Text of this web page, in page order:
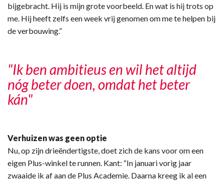
bijgebracht. Hij is mijn grote voorbeeld. En wat is hij trots op
me. Hij heeft zelfs een week vrij genomen om me te helpen bij
de verbouwing.”
"Ik ben ambitieus en wil het altijd
nóg beter doen, omdat het beter
kán"
Verhuizen was geen optie
Nu, op zijn drieëndertigste, doet zich de kans voor om een
eigen Plus-winkel te runnen. Kant: “In januari vorig jaar
zwaaide ik af aan de Plus Academie. Daarna kreeg ik al een